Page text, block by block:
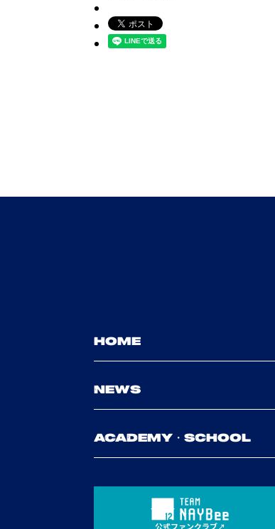
HOME
NEWS
ACADEMY・SCHOOL
公式ファンクラブ